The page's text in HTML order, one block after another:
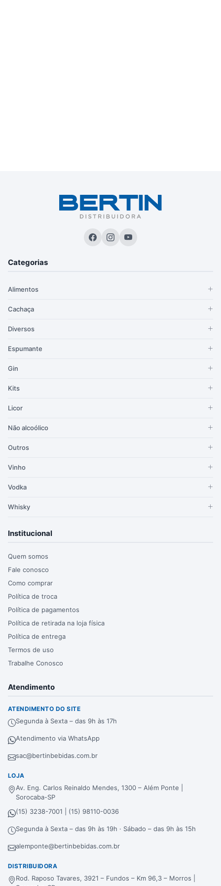
Categorias
Alimentos
Cachaça
Diversos
Espumante
Gin
Kits
Licor
Não alcoólico
Outros
Vinho
Vodka
Whisky
Institucional
Quem somos
Fale conosco
Como comprar
Política de troca
Política de pagamentos
Política de retirada na loja física
Política de entrega
Termos de uso
Trabalhe Conosco
Atendimento
ATENDIMENTO DO SITE
Segunda à Sexta – das 9h às 17h
Atendimento via WhatsApp
sac@bertinbebidas.com.br
LOJA
Av. Eng. Carlos Reinaldo Mendes, 1300 – Além Ponte |
Sorocaba-SP
(15) 3238-7001 | (15) 98110-0036
Segunda à Sexta – das 9h às 19h · Sábado – das 9h às 15h
alemponte@bertinbebidas.com.br
DISTRIBUIDORA
Rod. Raposo Tavares, 3921 – Fundos – Km 96,3 – Morros |